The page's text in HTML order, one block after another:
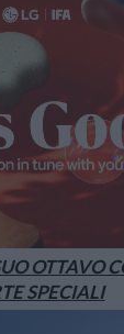
OTTAVO
SPECIALI